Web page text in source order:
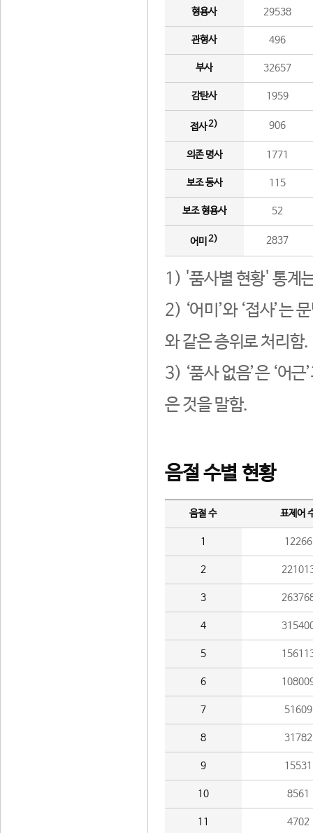
형용사 29538
관형사 496
부사 32657
감탄사 1959
접사2) 906
의존 명사 1771
보조 동사 115
보조 형용사 52
어미 2) 2837
1) '품사별 현황' 통계
2) ‘어미’와 ‘접사’는
와 같은 층위로 처리함.
3) ‘품사 없음’은 ‘어
은 것을 말함.
음절 수별 현황
음절 수 표제어
1 12266
2
3
4
5
6
7 51609
8 31782
9 15531
10 8561
11 4702